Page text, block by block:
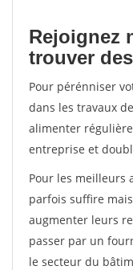
Rejoignez
trouver
Pour pérénniser
dans les travaux
alimenter
entreprise et
Pour les meilleurs
parfois suffire
augmenter leurs
passer par un
le secteur du